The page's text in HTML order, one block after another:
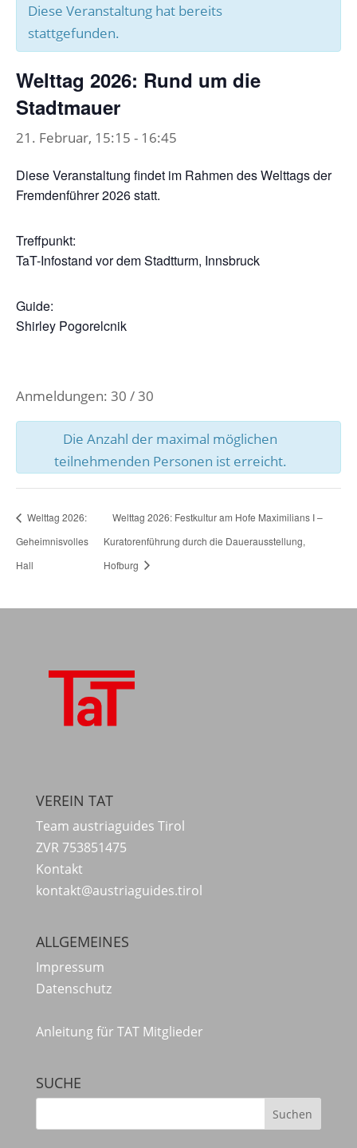
Diese Veranstaltung hat bereits
stattgefunden.
Welttag 2026: Rund um die
Stadtmauer
21. Februar, 15:15 - 16:45
Diese Veranstaltung findet im Rahmen des Welttags der
Fremdenführer 2026 statt.
Treffpunkt:
TaT-Infostand vor dem Stadtturm, Innsbruck
Guide:
Shirley Pogorelcnik
Anmeldungen: 30 / 30
Die Anzahl der maximal möglichen
teilnehmenden Personen ist erreicht.
Welttag 2026:
Geheimnisvolles
Hall
Welttag 2026: Festkultur am Hofe Maximilians I –
Kuratorenführung durch die Dauerausstellung,
Hofburg
VEREIN TAT
Team austriaguides Tirol
ZVR 753851475
Kontakt
kontakt@austriaguides.tirol
ALLGEMEINES
Impressum
Datenschutz
Anleitung für TAT Mitglieder
SUCHE